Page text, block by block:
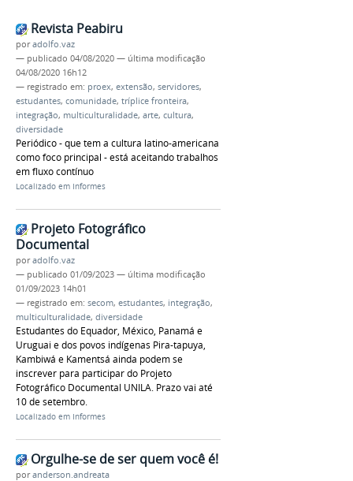
Revista Peabiru
poradolfo.vaz
— publicado 04/08/2020 — última modificação
04/08/2020 16h12
— registrado em: proex, extensão, servidores,
estudantes, comunidade, tríplice fronteira,
integração, multiculturalidade, arte, cultura,
diversidade
Periódico - que tem a cultura latino-americana
como foco principal - está aceitando trabalhos
em fluxo contínuo
Localizado em Informes
Projeto Fotográfico
Documental
poradolfo.vaz
— publicado 01/09/2023 — última modificação
01/09/2023 14h01
— registrado em: secom, estudantes, integração,
multiculturalidade, diversidade
Estudantes do Equador, México, Panamá e
Uruguai e dos povos indígenas Pira-tapuya,
Kambiwá e Kamentsá ainda podem se
inscrever para participar do Projeto
Fotográfico Documental UNILA. Prazo vai até
10 de setembro.
Localizado em Informes
Orgulhe-se de ser quem você é!
poranderson.andreata